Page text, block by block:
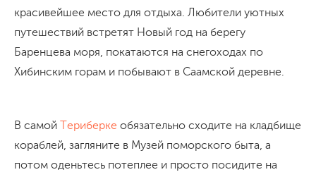
красивейшее место для отдыха. Любители уютных
путешествий встретят Новый год на берегу
Баренцева моря, покатаются на снегоходах по
Хибинским горам и побывают в Саамской деревне.
В самой Териберке обязательно сходите на кладбище
кораблей, загляните в Музей поморского быта, а
потом оденьтесь потеплее и просто посидите на